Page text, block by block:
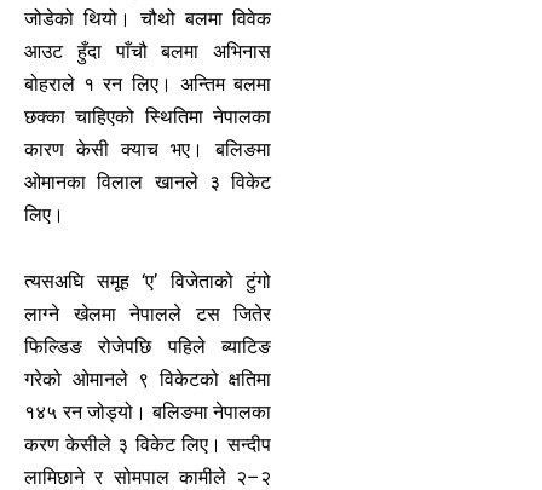
जोडेको थियो। चौथो बलमा विवेक
आउट हुँदा पाँचौ बलमा अभिनास
बोहराले १ रन लिए। अन्तिम बलमा
छक्का चाहिएको स्थितिमा नेपालका
कारण केसी क्याच भए। बलिङमा
ओमानका विलाल खानले ३ विकेट
लिए।
त्यसअघि समूह ‘ए’ विजेताको टुंगो
लाग्ने खेलमा नेपालले टस जितेर
फिल्डिङ रोजेपछि पहिले ब्याटिङ
गरेको ओमानले ९ विकेटको क्षतिमा
१४५ रन जोड्यो। बलिङमा नेपालका
करण केसीले ३ विकेट लिए। सन्दीप
लामिछाने र सोमपाल कामीले २–२